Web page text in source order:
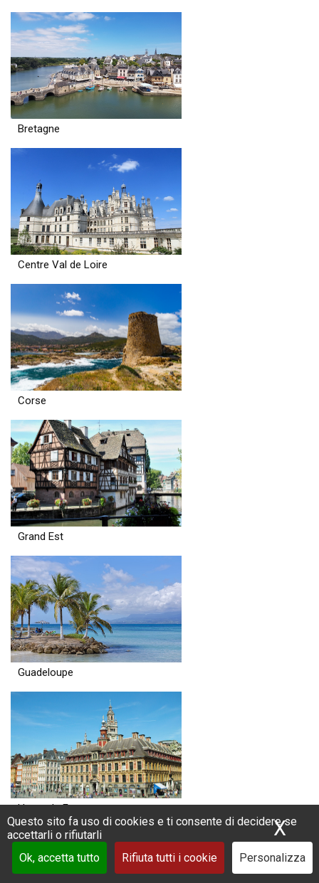
Questo sito fa uso di cookies e ti consente di decidere se
accettarli o rifiutarli
Ok, accetta tutto
Rifiuta tutti i cookie Personalizza
X
Bretagne
Centre Val de Loire
Corse
Grand Est
Guadeloupe
Hauts de France